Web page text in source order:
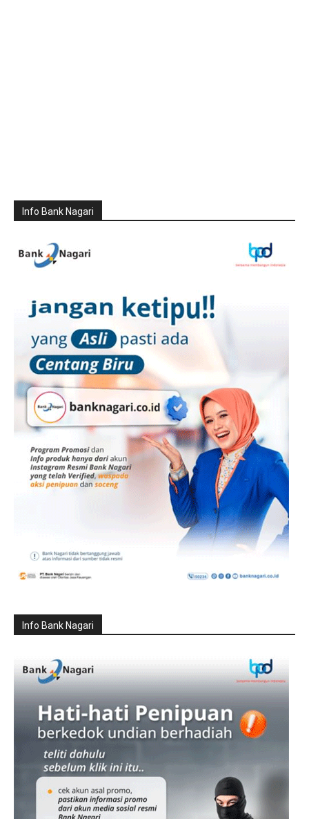
Info Bank Nagari
Info Bank Nagari